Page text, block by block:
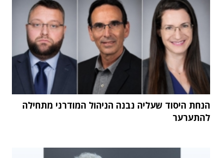
הנחת היסוד שעליה נבנה הניהול המודרני מתחילה
להתערער